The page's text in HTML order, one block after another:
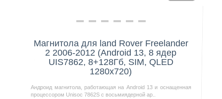
Магнитола для land Rover Freelander
2 2006-2012 (Android 13, 8 ядер
UIS7862, 8+128Гб, SIM, QLED
1280x720)
Андроид магнитола, работающая на Android 13 и оснащенная
процессором Unisoc 7862S с восьмиядерной ар..